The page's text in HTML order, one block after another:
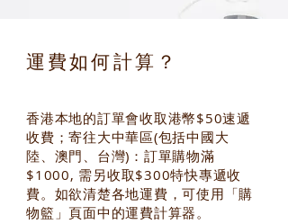
運費如何計算？
香港本地的訂單會收取港幣$50速遞
收費；寄往大中華區(包括中國大
陸、澳門、台灣)：訂單購物滿
$1000, 需另收取$300特快專遞收
費。如欲清楚各地運費，可使用「購
物籃」頁面中的運費計算器。